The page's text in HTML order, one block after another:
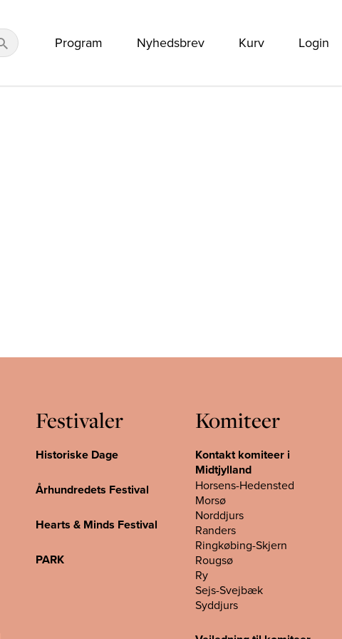
Program Nyhedsbrev Kurv Login
Festivaler
Historiske Dage
Århundredets Festival
Hearts & Minds Festival
PARK
Komiteer
Kontakt komiteer i
Midtjylland
Horsens-Hedensted
Morsø
Norddjurs
Randers
Ringkøbing-Skjern
Rougsø
Ry
Sejs-Svejbæk
Syddjurs